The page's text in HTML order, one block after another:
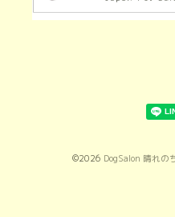
©2026 DogSalon 晴れの